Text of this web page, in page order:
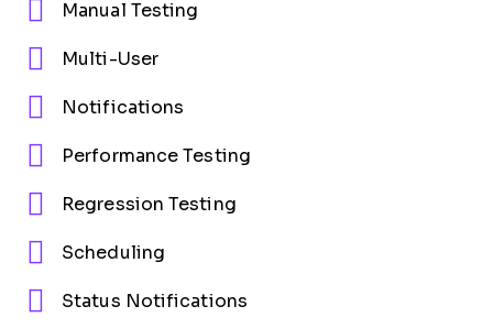
Manual Testing
Multi-User
Notifications
Performance Testing
Regression Testing
Scheduling
Status Notifications